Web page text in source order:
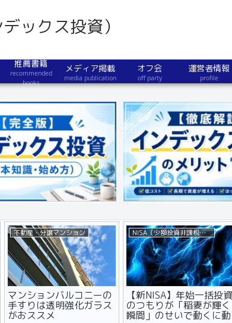
ックス投資）
推薦書籍
recommended
books
メディア掲載
media publication
オフ会
off party
運営者情報
profile
節約術
【難易度低】すぐに始め
られるストレスフリーな
節約術【１８選】
不動産・分譲マンション
【すまいる債】マンショ
ン管理組合専用商品のメ
リット・デメリット